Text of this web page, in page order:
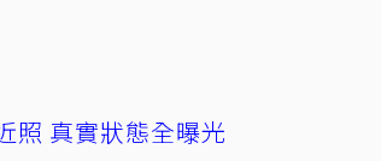
照 真實狀態全曝光